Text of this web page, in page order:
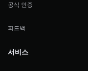
공식 인증
피드백
서비스